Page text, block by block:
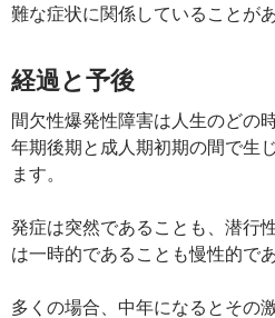
難な症状に関係していることがあ
経過と予後
間欠性爆発性障害は人生のどの
年期後期と成人期初期の間で生
ます。
発症は突然であることも、潜行
は一時的であることも慢性的で
多くの場合、中年になるとその